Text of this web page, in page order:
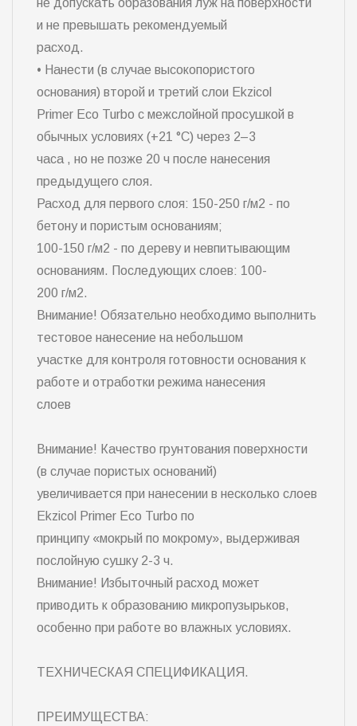
не допускать образования луж на поверхности
и не превышать рекомендуемый
расход.
• Нанести (в случае высокопористого
основания) второй и третий слои Ekzicol
Primer Eco Turbo с межслойной просушкой в
обычных условиях (+21 °С) через 2–3
часа , но не позже 20 ч после нанесения
предыдущего слоя.
Расход для первого слоя: 150-250 г/м2 - по
бетону и пористым основаниям;
100-150 г/м2 - по дереву и невпитывающим
основаниям. Последующих слоев: 100-
200 г/м2.
Внимание! Обязательно необходимо выполнить
тестовое нанесение на небольшом
участке для контроля готовности основания к
работе и отработки режима нанесения
слоев
Внимание! Качество грунтования поверхности
(в случае пористых оснований)
увеличивается при нанесении в несколько слоев
Ekzicol Primer Eco Turbo по
принципу «мокрый по мокрому», выдерживая
послойную сушку 2-3 ч.
Внимание! Избыточный расход может
приводить к образованию микропузырьков,
особенно при работе во влажных условиях.
ТЕХНИЧЕСКАЯ СПЕЦИФИКАЦИЯ.
ПРЕИМУЩЕСТВА: